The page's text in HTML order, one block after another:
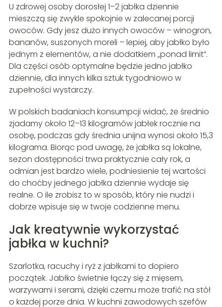
U zdrowej osoby dorosłej 1–2 jabłka dziennie
mieszczą się zwykle spokojnie w zalecanej porcji
owoców. Gdy jesz dużo innych owoców – winogron,
bananów, suszonych moreli – lepiej, aby jabłko było
jednym z elementów, a nie dodatkiem „ponad limit”.
Dla części osób optymalne będzie jedno jabłko
dziennie, dla innych kilka sztuk tygodniowo w
zupełności wystarczy.
W polskich badaniach konsumpcji widać, że średnio
zjadamy około 12–13 kilogramów jabłek rocznie na
osobę, podczas gdy średnia unijna wynosi około 15,3
kilograma. Biorąc pod uwagę, że jabłka są lokalne,
sezon dostępności trwa praktycznie cały rok, a
odmian jest bardzo wiele, podniesienie tej wartości
do choćby jednego jabłka dziennie wydaje się
realne. O ile zrobisz to w sposób, który nie nudzi i
dobrze wpisuje się w twoje codzienne menu.
Jak kreatywnie wykorzystać
jabłka w kuchni?
Szarlotka, racuchy i ryż z jabłkami to dopiero
początek. Jabłko świetnie łączy się z mięsem,
warzywami i serami, dzięki czemu może trafić na stół
o każdej porze dnia. W kuchni zawodowych szefów